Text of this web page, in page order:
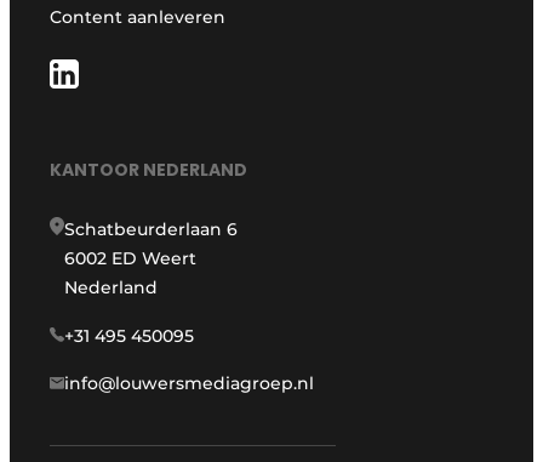
Content aanleveren
KANTOOR NEDERLAND
Schatbeurderlaan 6
6002 ED Weert
Nederland
+31 495 450095
info@louwersmediagroep.nl